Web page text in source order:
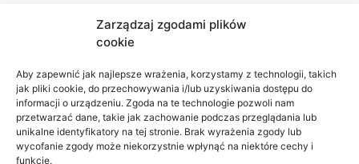
Zarządzaj zgodami plików
cookie
Aby zapewnić jak najlepsze wrażenia, korzystamy z technologii, takich
jak pliki cookie, do przechowywania i/lub uzyskiwania dostępu do
informacji o urządzeniu. Zgoda na te technologie pozwoli nam
przetwarzać dane, takie jak zachowanie podczas przeglądania lub
unikalne identyfikatory na tej stronie. Brak wyrażenia zgody lub
wycofanie zgody może niekorzystnie wpłynąć na niektóre cechy i
funkcje.
Akademia
WSEI
ul.
Projektowa
4